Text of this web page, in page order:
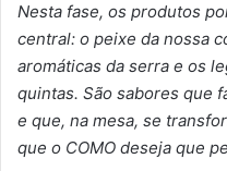
Nesta fase, os produtos
central: o peixe da nossa
aromáticas da serra e os
quintas. São sabores que
e que, na mesa, se
que o COMO deseja que